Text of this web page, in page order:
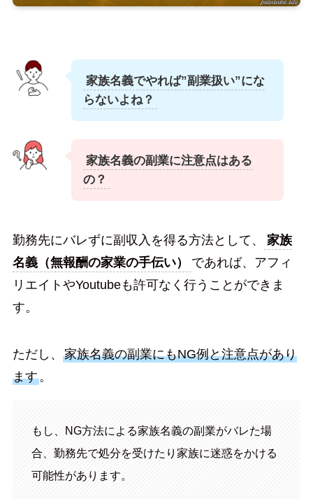
家族名義でやれば”副業扱い”にな
らないよね？
家族名義の副業に注意点はある
の？
勤務先にバレずに副収入を得る方法として、
家族
名義（無報酬の家業の手伝い）
であれば、アフィ
リエイトやYoutubeも許可なく行うことができま
す。
ただし、 家族名義の副業にもNG例と注意点があり
ます。
もし、NG方法による家族名義の副業がバレた場
合、勤務先で処分を受けたり家族に迷惑をかける
可能性があります。